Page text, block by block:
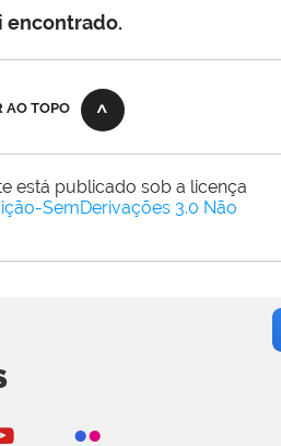
encontrado.
AO TOPO
está publicado sob a licença
SemDerivações 3.0 Não